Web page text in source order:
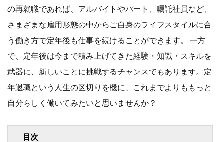
の再就職であれば、アルバイトやパート、嘱託社員など、
さまざまな雇用形態の中からご自身のライフスタイルに合
う働き方で定年後も仕事を続けることができます。 一方
で、定年後は今まで積み上げてきた経験・知識・スキルを
武器に、新しいことに挑戦するチャンスでもあります。定
年退職という人生の区切りを機に、これまでよりももっと
自分らしく働いてみたいと思いませんか？
目次
行政書士 講師
起業相談 ５０代
６０代